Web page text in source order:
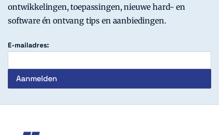
ontwikkelingen, toepassingen, nieuwe hard- en
software én ontvang tips en aanbiedingen.
E-mailadres: